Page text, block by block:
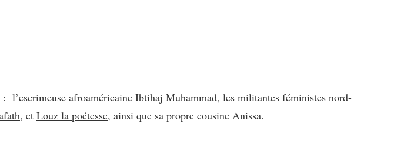
l’escrimeuse afroaméricaine Ibtihaj Muhammad, les militantes féministes nord-
, et Louz la poétesse, ainsi que sa propre cousine Anissa.